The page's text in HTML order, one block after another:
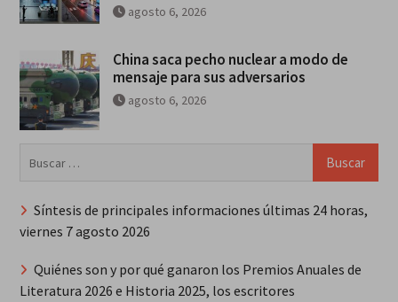
agosto 6, 2026
China saca pecho nuclear a modo de
mensaje para sus adversarios
agosto 6, 2026
Síntesis de principales informaciones últimas 24 horas,
viernes 7 agosto 2026
Quiénes son y por qué ganaron los Premios Anuales de
Literatura 2026 e Historia 2025, los escritores